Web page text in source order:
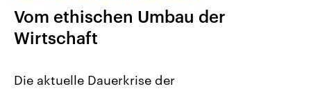
Vom ethischen Umbau der
Wirtschaft
Die aktuelle Dauerkrise der